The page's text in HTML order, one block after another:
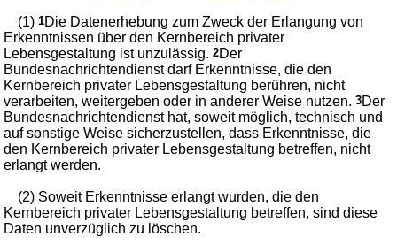
(1)1Die Datenerhebung zum Zweck der Erlangung von
Erkenntnissen über den Kernbereich privater
Lebensgestaltung ist unzulässig.2Der
Bundesnachrichtendienst darf Erkenntnisse, die den
Kernbereich privater Lebensgestaltung berühren, nicht
verarbeiten, weitergeben oder in anderer Weise nutzen.3Der
Bundesnachrichtendienst hat, soweit möglich, technisch und
auf sonstige Weise sicherzustellen, dass Erkenntnisse, die
den Kernbereich privater Lebensgestaltung betreffen, nicht
erlangt werden.
(2) Soweit Erkenntnisse erlangt wurden, die den
Kernbereich privater Lebensgestaltung betreffen, sind diese
Daten unverzüglich zu löschen.